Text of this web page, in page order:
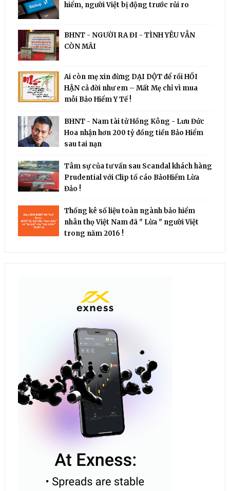
hiểm, người Việt bị động trước rủi ro
BHNT - NGƯỜI RA ĐI - TÌNH YÊU VẪN
CÒN MÃI
Ai còn mẹ xin đừng DẠI DỘT để rồi HỐI
HẬN cả đời như em – Mất Mẹ chỉ vì mua
mỗi Bảo Hiểm Y Tế !
BHNT - Nam tài tử Hồng Kông - Lưu Đức
Hoa nhận hơn 200 tỷ đồng tiền Bảo Hiểm
sau tai nạn
Tâm sự của tư vấn sau Scandal khách hàng
Prudential với Clip tố cáo BảoHiểm Lừa
Đảo !
Thống kê số liệu toàn ngành bảo hiểm
nhân thọ Việt Nam đã " Lừa " người Việt
trong năm 2016 !